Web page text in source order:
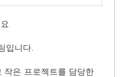
입니다.
작은 프로젝트를 담당한